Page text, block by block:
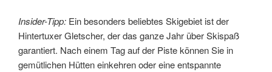
Insider-Tipp: Ein besonders beliebtes Skigebiet ist der
Hintertuxer Gletscher, der das ganze Jahr über Skispaß
garantiert. Nach einem Tag auf der Piste können Sie in
gemütlichen Hütten einkehren oder eine entspannte